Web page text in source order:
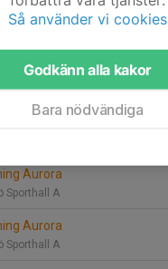
Aurora
Sporthall A
Aurora
Sporthall A
Så använder vi cookies
Godkänn alla kakor
Bara nödvändiga